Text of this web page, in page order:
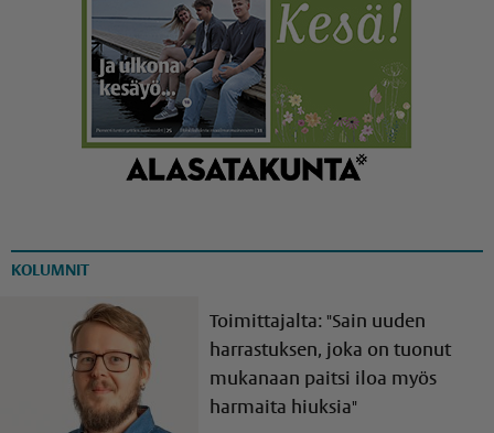
KOLUMNIT
Toimittajalta: "Sain uuden
harrastuksen, joka on tuonut
mukanaan paitsi iloa myös
harmaita hiuksia"